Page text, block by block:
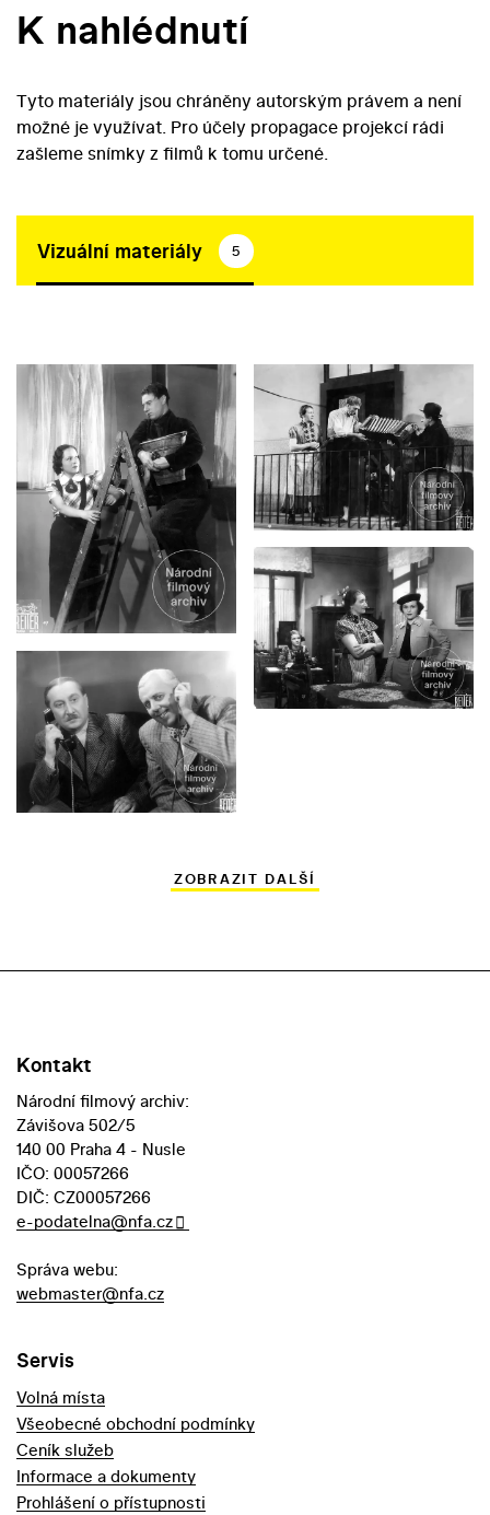
K nahlédnutí
Tyto materiály jsou chráněny autorským právem a není
možné je využívat. Pro účely propagace projekcí rádi
zašleme snímky z filmů k tomu určené.
Vizuální materiály 5
ZOBRAZIT DALŠÍ
Kontakt
Národní filmový archiv:
Závišova 502/5
140 00 Praha 4 - Nusle
IČO: 00057266
DIČ: CZ00057266
e-podatelna@nfa.cz
Správa webu:
webmaster@nfa.cz
Servis
Volná místa
Všeobecné obchodní podmínky
Ceník služeb
Informace a dokumenty
Prohlášení o přístupnosti